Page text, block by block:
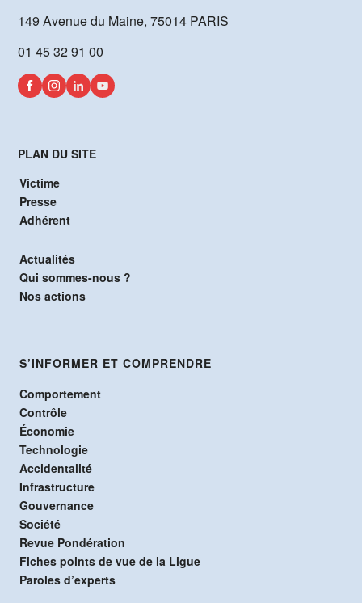
149 Avenue du Maine, 75014 PARIS
01 45 32 91 00
PLAN DU SITE
Victime
Presse
Adhérent
Actualités
Qui sommes-nous ?
Nos actions
S’INFORMER ET COMPRENDRE
Comportement
Contrôle
Économie
Technologie
Accidentalité
Infrastructure
Gouvernance
Société
Revue Pondération
Fiches points de vue de la Ligue
Paroles d’experts